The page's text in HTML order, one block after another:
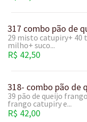
317 combo pão de
29 misto catupiry+ 40
milho+ suco...
R$ 42,50
318- combo pão de
39 pão de queijo
frango catupiry e...
R$ 42,00